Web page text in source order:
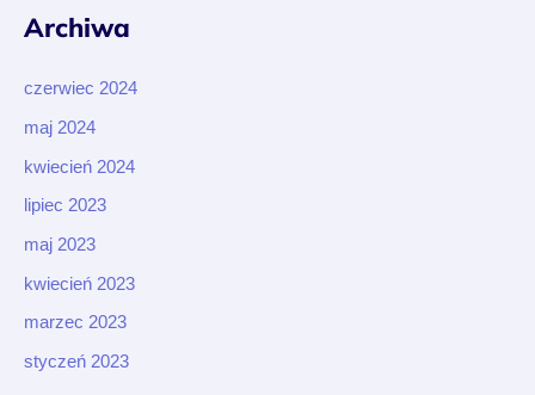
Archiwa
czerwiec 2024
maj 2024
kwiecień 2024
lipiec 2023
maj 2023
kwiecień 2023
marzec 2023
styczeń 2023